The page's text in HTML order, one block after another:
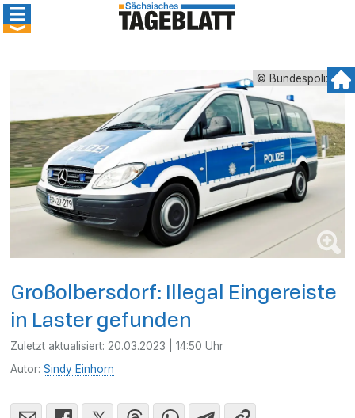
© Bundespolizei
Großolbersdorf: Illegal Eingereiste
in Laster gefunden
Zuletzt aktualisiert: 20.03.2023 | 14:50 Uhr
Autor:Sindy Einhorn